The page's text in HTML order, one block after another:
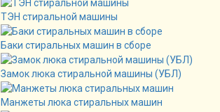
ТЭН стиральной машины
Баки стиральных машин в сборе
Замок люка стиральной машины (УБЛ)
Манжеты люка стиральных машин